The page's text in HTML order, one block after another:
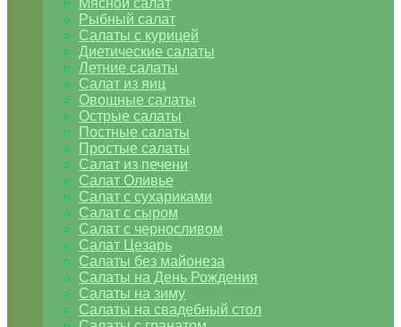
Мясной салат
Рыбный салат
Салаты с курицей
Диетические салаты
Летние салаты
Салат из яиц
Овощные салаты
Острые салаты
Постные салаты
Простые салаты
Салат из печени
Салат Оливье
Салат с сухариками
Салат с сыром
Салат с черносливом
Салат Цезарь
Салаты без майонеза
Салаты на День Рождения
Салаты на зиму
Салаты на свадебный стол